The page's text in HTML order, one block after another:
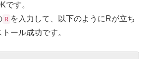
です。
R を入力して、以下のようにRが立ち
トール成功です。